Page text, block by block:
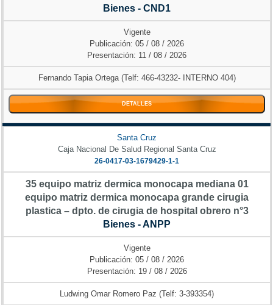
Bienes - CND1
Vigente
Publicación: 05 / 08 / 2026
Presentación: 11 / 08 / 2026
Fernando Tapia Ortega (Telf: 466-43232- INTERNO 404)
DETALLES
Santa Cruz
Caja Nacional De Salud Regional Santa Cruz
26-0417-03-1679429-1-1
35 equipo matriz dermica monocapa mediana 01
equipo matriz dermica monocapa grande cirugia
plastica – dpto. de cirugia de hospital obrero n°3
Bienes - ANPP
Vigente
Publicación: 05 / 08 / 2026
Presentación: 19 / 08 / 2026
Ludwing Omar Romero Paz (Telf: 3-393354)